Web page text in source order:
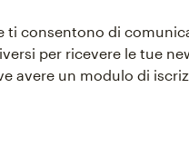
ti consentono di
per ricevere le tue
avere un modulo di